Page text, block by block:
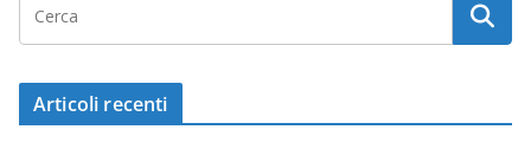
Articoli recenti